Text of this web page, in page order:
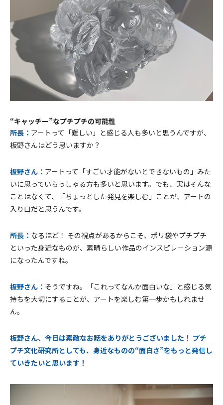
“キャッチー”なプチプチの可能性
所長： アートって「難しい」と感じる人も多いと思うんですが、
板野さんはどう思いますか？
板野さん： アートって「すごい才能がないとできないもの」みた
いに思っていらっしゃる方も多いと思います。でも、実はそんな
ことはなくて、「ちょっとした発見を楽しむ」ことが、アートの
入り口だと思うんです。
所長： なるほど！ その視点があるからこそ、ポリ袋やプチプチ
といった身近なものが、素晴らしい作品のインスピレーション源
になったんですね。
板野さん： そうですね。「これってなんか面白いな」と感じる気
持ちを大切にすることが、アートを楽しむ第一歩かもしれませ
ん。
板野さん、今日は素敵なお話をありがとうございました！ プチ
プチ文化研究所としても、身近なものの“面白さ”をもっと発信し
ていきたいと思います！